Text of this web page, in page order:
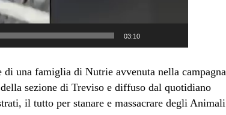
03:10
una famiglia di Nutrie avvenuta nella campagna
sezione di Treviso e diffuso dal quotidiano
il tutto per stanare e massacrare degli Animali